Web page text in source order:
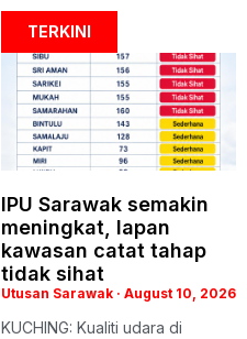
TERKINI
IPU Sarawak semakin
meningkat, lapan
kawasan catat tahap
tidak sihat
Utusan Sarawak August 10, 2026
KUCHING: Kualiti udara di